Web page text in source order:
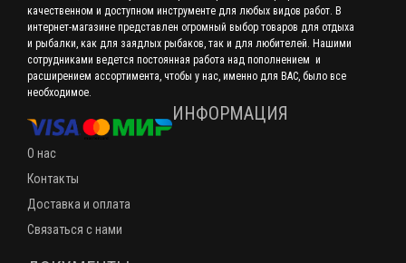
качественном и доступном инструменте для любых видов работ. В
интернет-магазине представлен огромный выбор товаров для отдыха
и рыбалки, как для заядлых рыбаков, так и для любителей. Нашими
сотрудниками ведется постоянная работа над пополнением и
расширением ассортимента, чтобы у нас, именно для ВАС, было все
необходимое.
ИНФОРМАЦИЯ
О нас
Контакты
Доставка и оплата
Связаться с нами